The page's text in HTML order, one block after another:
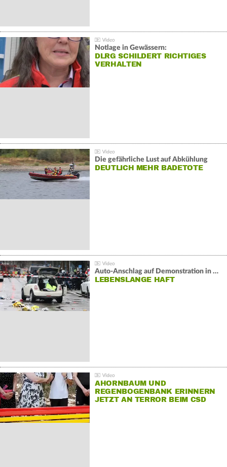
Notlage in Gewässern:
DLRG SCHILDERT RICHTIGES
VERHALTEN
Die gefährliche Lust auf Abkühlung
DEUTLICH MEHR BADETOTE
Auto-Anschlag auf Demonstration in München:
LEBENSLANGE HAFT
AHORNBAUM UND
REGENBOGENBANK ERINNERN
JETZT AN TERROR BEIM CSD